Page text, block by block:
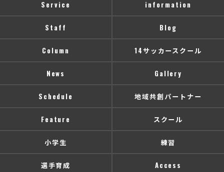
Service information
Staff Blog
Column 14サッカースクール
News Gallery
Schedule 地域共創パートナー
Feature スクール
小学生 練習
選手育成 Access